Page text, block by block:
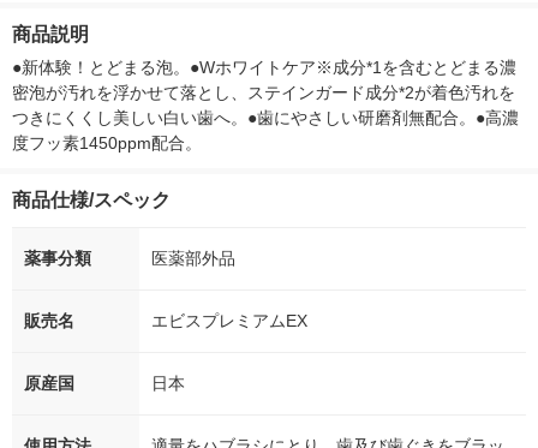
商品説明
●新体験！とどまる泡。●Wホワイトケア※成分*1を含むとどまる濃
密泡が汚れを浮かせて落とし、ステインガード成分*2が着色汚れを
つきにくくし美しい白い歯へ。●歯にやさしい研磨剤無配合。●高濃
度フッ素1450ppm配合。
商品仕様/スペック
薬事分類 医薬部外品
販売名 エビスプレミアムEX
原産国 日本